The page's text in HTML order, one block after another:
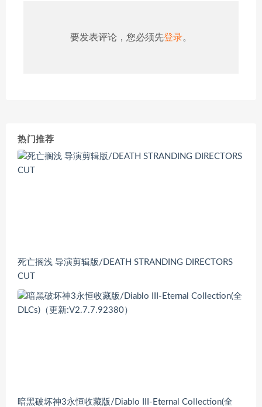
要发表评论，您必须先登录。
热门推荐
死亡搁浅 导演剪辑版/DEATH STRANDING DIRECTORS
CUT
暗黑破坏神3永恒收藏版/Diablo III-Eternal Collection(全